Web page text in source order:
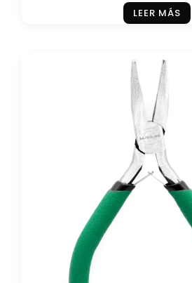
LEER MÁS